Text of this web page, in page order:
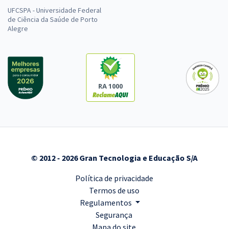
UFCSPA - Universidade Federal
de Ciência da Saúde de Porto
Alegre
RA 1000
© 2012 - 2026 Gran Tecnologia e Educação S/A
Política de privacidade
Termos de uso
Regulamentos
Segurança
Mapa do site